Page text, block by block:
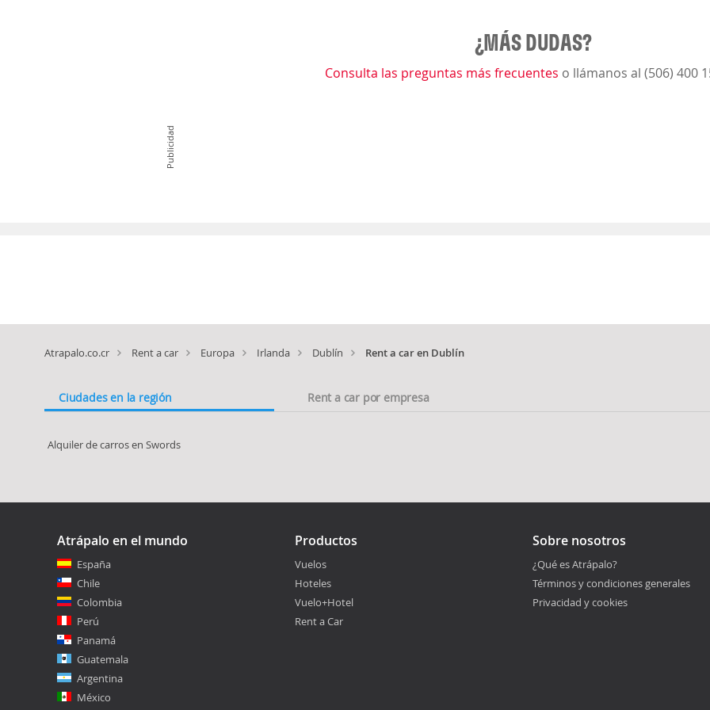
¿MÁS DUDAS?
Consulta las preguntas más frecuentes o llámanos al (506) 400
Publicidad
Atrapalo.co.cr Rent a car Europa Irlanda Dublín Rent a car en Dublín
Ciudades en la región Rent a car por empresa
Alquiler de carros en Swords
Atrápalo en el mundo
España
Chile
Colombia
Perú
Panamá
Guatemala
Argentina
México
Productos
Vuelos
Hoteles
Vuelo+Hotel
Rent a Car
Sobre nosotros
¿Qué es Atrápalo?
Términos y condiciones generales
Privacidad y cookies